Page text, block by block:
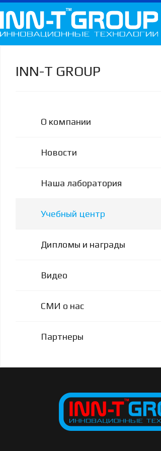
INN-T GROUP
О компании
Новости
Наша лаборатория
Учебный центр
Дипломы и награды
Видео
СМИ о нас
Партнеры